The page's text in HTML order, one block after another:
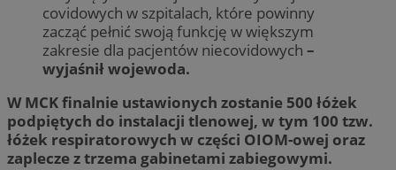
covidowych w szpitalach, które powinny
zacząć pełnić swoją funkcję w większym
zakresie dla pacjentów niecovidowych –
wyjaśnił wojewoda.
W MCK finalnie ustawionych zostanie 500 łóżek
podpiętych do instalacji tlenowej, w tym 100 tzw.
łóżek respiratorowych w części OIOM-owej oraz
zaplecze z trzema gabinetami zabiegowymi.